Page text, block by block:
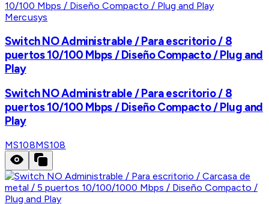
Mercusys
Switch NO Administrable / Para escritorio / 8
puertos 10/100 Mbps / Diseño Compacto / Plug and
Play
Switch NO Administrable / Para escritorio / 8
puertos 10/100 Mbps / Diseño Compacto / Plug and
Play
MS108MS108